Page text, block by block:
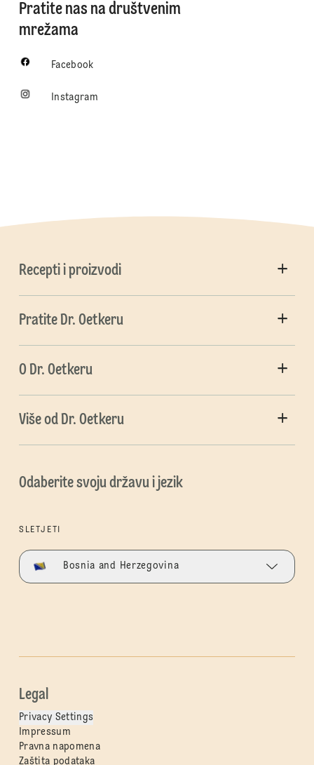
Pratite nas na društvenim
mrežama
Facebook
Instagram
Recepti i proizvodi
Pratite Dr. Oetkeru
O Dr. Oetkeru
Više od Dr. Oetkeru
Odaberite svoju državu i jezik
SLETJETI
Bosnia and Herzegovina
Legal
Privacy Settings
Impressum
Pravna napomena
Zaštita podataka